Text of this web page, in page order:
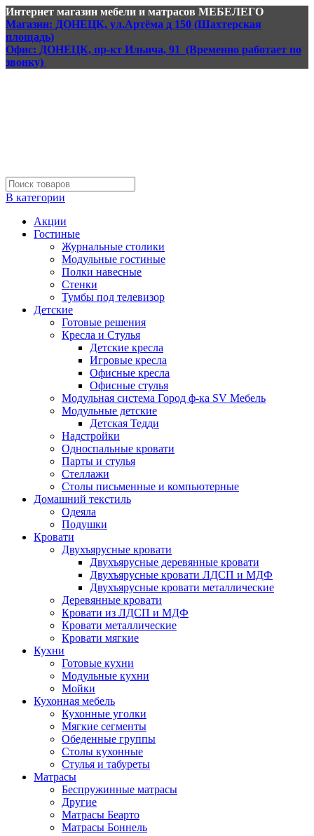
Интернет магазин мебели и матрасов МЕБЕЛЕГО
Магазин: ДОНЕЦК, ул.Артёма д 150 (Шахтерская
площадь)
Офис: ДОНЕЦК, пр-кт Ильича, 91 (Временно работает по
звонку)
В категории
Акции
Гостиные
Журнальные столики
Модульные гостиные
Полки навесные
Стенки
Тумбы под телевизор
Детские
Готовые решения
Кресла и Стулья
Детские кресла
Игровые кресла
Офисные кресла
Офисные стулья
Модульная система Город ф-ка SV Мебель
Модульные детские
Детская Тедди
Надстройки
Односпальные кровати
Парты и стулья
Стеллажи
Столы письменные и компьютерные
Домашний текстиль
Одеяла
Подушки
Кровати
Двухъярусные кровати
Двухъярусные деревянные кровати
Двухъярусные кровати ЛДСП и МДФ
Двухъярусные кровати металлические
Деревянные кровати
Кровати из ЛДСП и МДФ
Кровати металлические
Кровати мягкие
Кухни
Готовые кухни
Модульные кухни
Мойки
Кухонная мебель
Кухонные уголки
Мягкие сегменты
Обеденные группы
Столы кухонные
Стулья и табуреты
Матрасы
Беспружинные матрасы
Другие
Матрасы Беарто
Матрасы Боннель